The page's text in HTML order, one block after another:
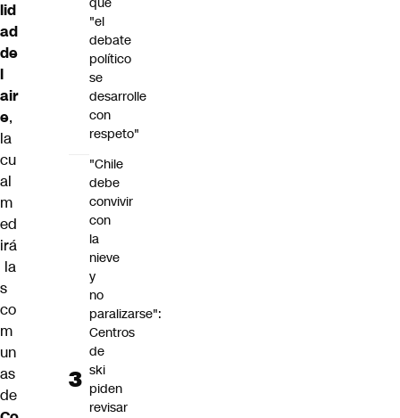
lid
ad
de
l
air
e,
la
cu
al
m
ed
irá
la
s
co
m
un
as
de
"el
debate
político
se
desarrolle
con
respeto"
"Chile
debe
convivir
con
la
nieve
y
no
paralizarse":
Centros
de
ski
piden
revisar